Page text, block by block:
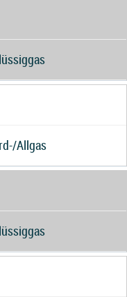
Allgas